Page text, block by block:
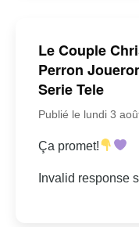
Le Couple
Perron
Serie Tele
Publié le lundi 3
Ça promet!
Invalid response